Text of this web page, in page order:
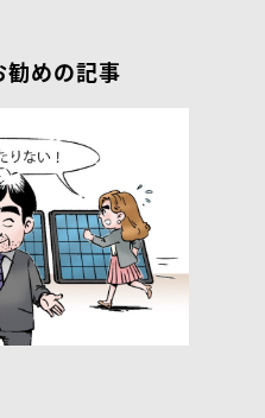
勧めの記事